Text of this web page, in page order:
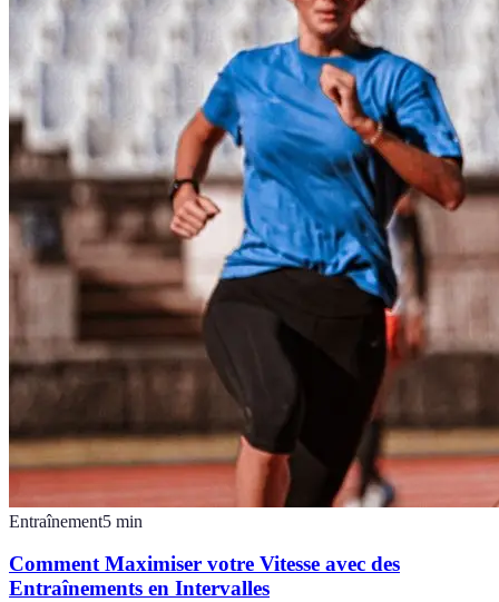
Entraînement5 min
Comment Maximiser votre Vitesse avec des
Entraînements en Intervalles